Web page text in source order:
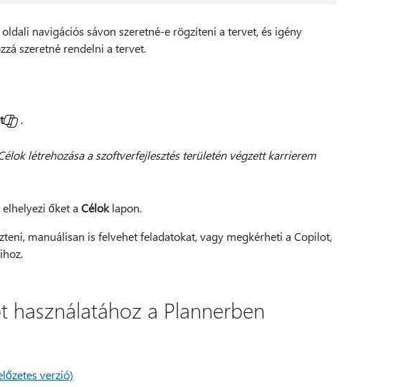
navigációs sávon szeretné-e rögzíteni a tervet, és igény
szeretné rendelni a tervet.
.
létrehozása a szoftverfejlesztés területén végzett karrierem
őket a Céloklapon.
manuálisan is felvehet feladatokat, vagy megkérheti a Copilot,
a Plannerben
verzió)